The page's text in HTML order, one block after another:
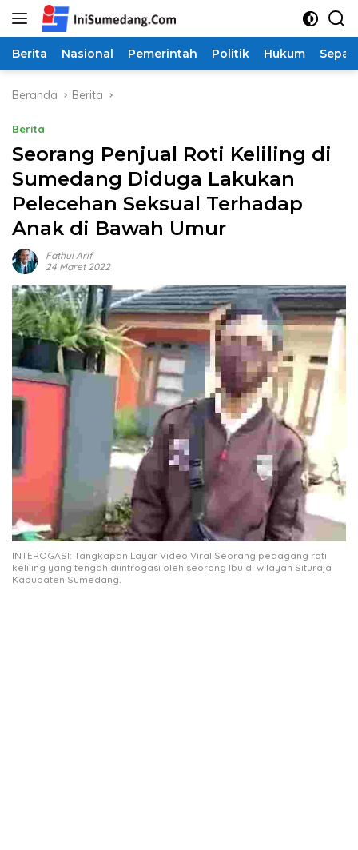
Langsung
Berita Nasional Pemerintah Politik Hukum
Beranda Berita
Berita
Seorang Penjual Roti Keliling di
Sumedang Diduga Lakukan
Pelecehan Seksual Terhadap
Anak di Bawah Umur
Fathul Arif
24 Maret 2022
INTEROGASI: Tangkapan Layar Video Viral Seorang pedagang roti
keliling yang tengah diintrogasi oleh seorang Ibu di wilayah Situraja
Kabupaten Sumedang.